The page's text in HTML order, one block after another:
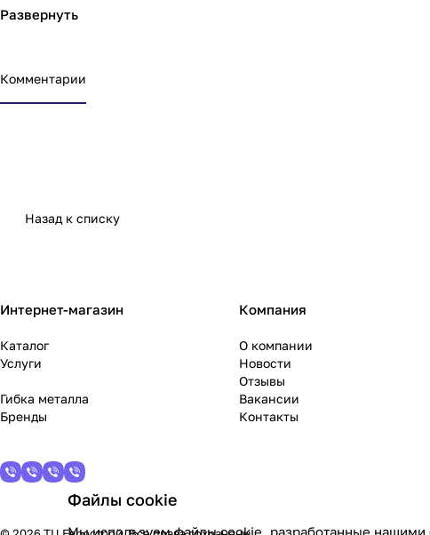
Современное автоматизированное производство,
На сегодняшний день заводом разработаны, успешно
Усиленный
Осуществляются экспортные поставки в Казахстан,
Качество керамогранита «Уральский гранит» отвечает
заводом международные сертификаты контроля качества.
Комментарии
Назад к списку
Интернет-магазин
Каталог
Услуги
Гибка металла
Бренды
Компания
О компании
Новости
Отзывы
Вакансии
Контакты
Файлы cookie
Мы используем файлы cookie, разработанные нашими